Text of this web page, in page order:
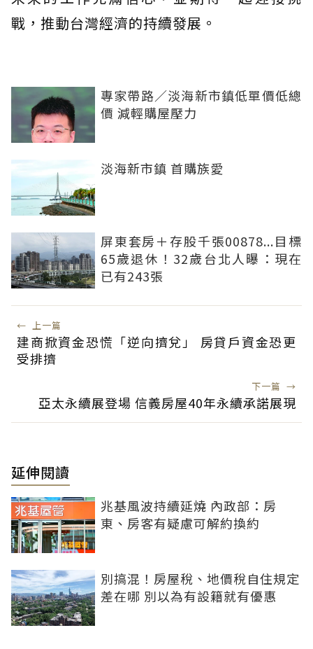
戰，推動台灣經濟的持續發展。
專家帶路／淡海新市鎮低單價低總
價 減輕購屋壓力
淡海新市鎮 首購族愛
屏東套房＋存股千張00878...目標
65歲退休！32歲台北人曝：現在
已有243張
← 上一篇
建商掀資金恐慌「逆向擠兌」 房貸戶資金恐更
受排擠
下一篇 →
亞太永續展登場 信義房屋40年永續承諾展現
延伸閱讀
兆基風波持續延燒 內政部：房
東、房客有疑慮可解約換約
別搞混！房屋稅、地價稅自住規定
差在哪 別以為有設籍就有優惠